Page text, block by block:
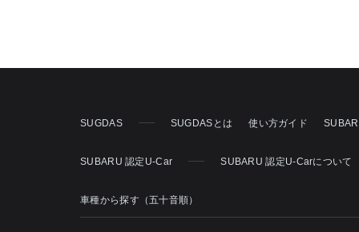
SUGDAS SUGDASとは 使い方ガイド
SUBARU 認定U-Car SUBARU 認定U-Carについて
車種から探す（五十音順）